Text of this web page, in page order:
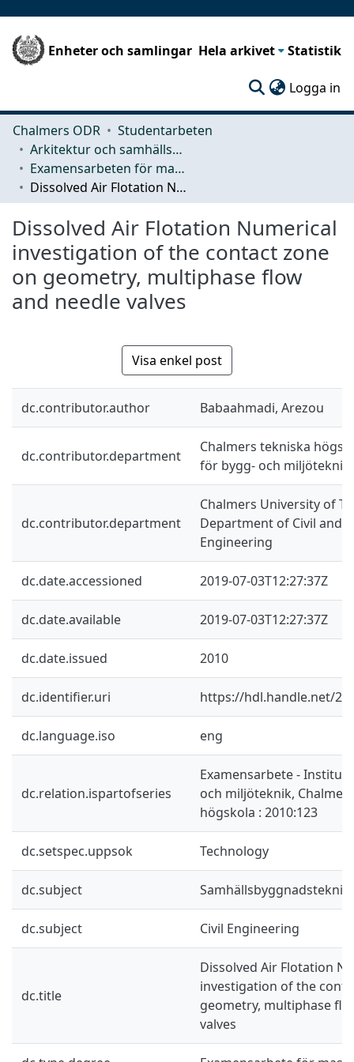
Enheter och samlingar Hela arkivet Statistik
Logga in
Chalmers ODR
Studentarbeten
Arkitektur och samhällsbyggnadsteknik (ACE)
Examensarbeten för masterexamen
Dissolved Air Flotation Numerical investigation of the contact zone on geometry, multiphase flow and needle valves
Dissolved Air Flotation Numerical
investigation of the contact zone
on geometry, multiphase flow
and needle valves
Visa enkel post
dc.contributor.author Babaahmadi, Arezou
dc.contributor.department
Chalmers tekniska
för bygg- och miljöteknik
dc.contributor.department
Chalmers University of
Department of Civil and
Engineering
dc.date.accessioned 2019-07-03T12:27:37Z
dc.date.available 2019-07-03T12:27:37Z
dc.date.issued 2010
dc.identifier.uri https://hdl.handle.net/
dc.language.iso eng
dc.relation.ispartofseries
Examensarbete -
och miljöteknik,
högskola : 2010:123
dc.setspec.uppsok Technology
dc.subject Samhällsbyggnadsteknik
dc.subject Civil Engineering
dc.title
Dissolved Air Flotation
investigation of the
geometry, multiphase
valves